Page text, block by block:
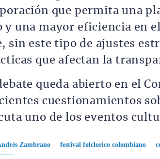
que permita una
y una mayor eficiencia en
sin este tipo de ajustes
que afectan la
queda abierto en el
cuestionamientos
uno de los eventos
Zambrano festival folclorico colombiano